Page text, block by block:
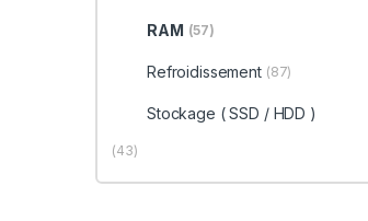
RAM (57)
Refroidissement (87)
Stockage ( SSD / HDD )
(43)